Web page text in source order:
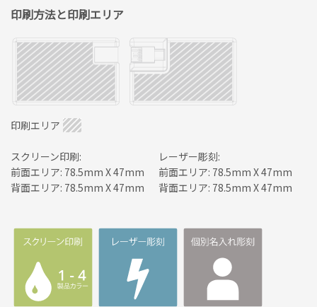
印刷方法と印刷エリア
印刷エリア
スクリーン印刷:
前面エリア: 78.5mm X 47mm
背面エリア: 78.5mm X 47mm
レーザー彫刻:
前面エリア: 78.5mm X 47mm
背面エリア: 78.5mm X 47mm